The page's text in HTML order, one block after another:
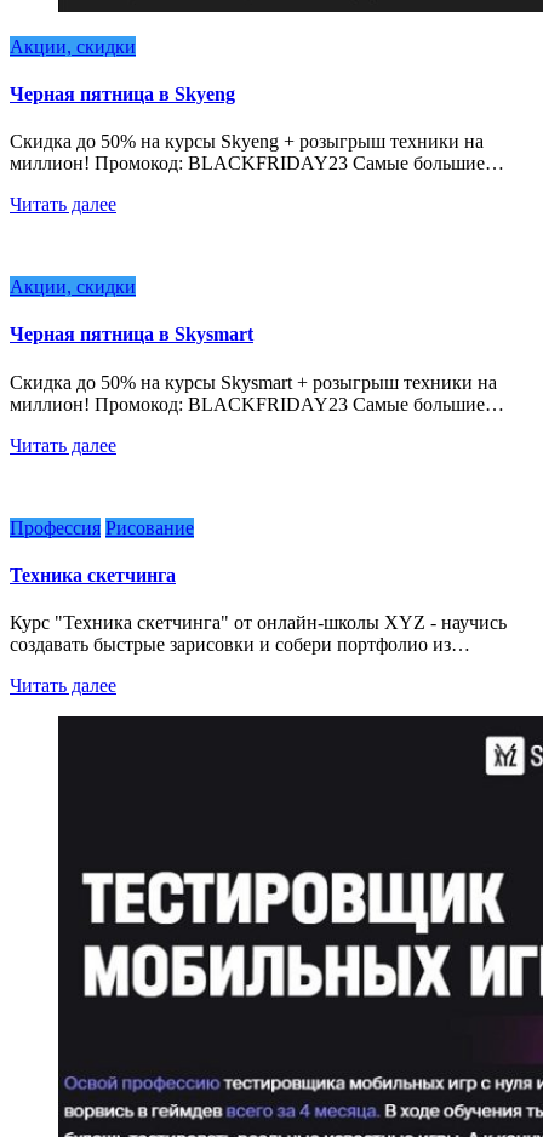
Акции, скидки
Черная пятница в Skyeng
Скидка до 50% на курсы Skyeng + розыгрыш техники на
миллион! Промокод: BLACKFRIDAY23 Самые большие…
Читать далее
Акции, скидки
Черная пятница в Skysmart
Скидка до 50% на курсы Skysmart + розыгрыш техники на
миллион! Промокод: BLACKFRIDAY23 Самые большие…
Читать далее
Профессия Рисование
Техника скетчинга
Курс "Техника скетчинга" от онлайн-школы XYZ - научись
создавать быстрые зарисовки и собери портфолио из…
Читать далее